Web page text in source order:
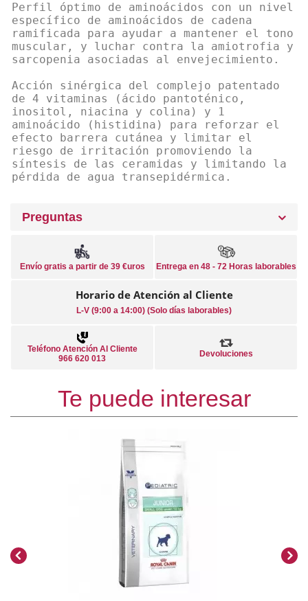
Perfil óptimo de aminoácidos con un nivel
específico de aminoácidos de cadena
ramificada para ayudar a mantener el tono
muscular, y luchar contra la amiotrofia y
sarcopenia asociadas al envejecimiento.
Acción sinérgica del complejo patentado
de 4 vitaminas (ácido pantoténico,
inositol, niacina y colina) y 1
aminoácido (histidina) para reforzar el
efecto barrera cutánea y limitar el
riesgo de irritación promoviendo la
síntesis de las ceramidas y limitando la
pérdida de agua transepidérmica.
Preguntas
Envío gratis a partir de 39 €uros Entrega en 48 - 72 Horas laborables
Horario de Atención al Cliente
L-V (9:00 a 14:00) (Solo días laborables)
Teléfono Atención Al Cliente
966 620 013
Devoluciones
Te puede interesar